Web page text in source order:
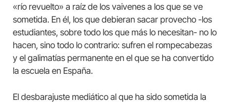
«río revuelto» a raíz de los vaivenes a los que se ve
sometida. En él, los que debieran sacar provecho -los
estudiantes, sobre todo los que más lo necesitan- no lo
hacen, sino todo lo contrario: sufren el rompecabezas
y el galimatías permanente en el que se ha convertido
la escuela en España.
El desbarajuste mediático al que ha sido sometida la